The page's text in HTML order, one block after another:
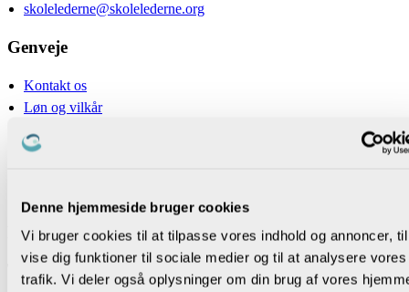
Denne hjemmeside bruger cookies
Vi bruger cookies til at tilpasse vores indhold og annoncer,
vise dig funktioner til sociale medier og til at analysere vores
trafik. Vi deler også oplysninger om din brug af vores
skolelederne@skolelederne.org
Genveje
Kontakt os
Løn og vilkår
Presse
Følg os
Tilmeld dig nyhedsbrev